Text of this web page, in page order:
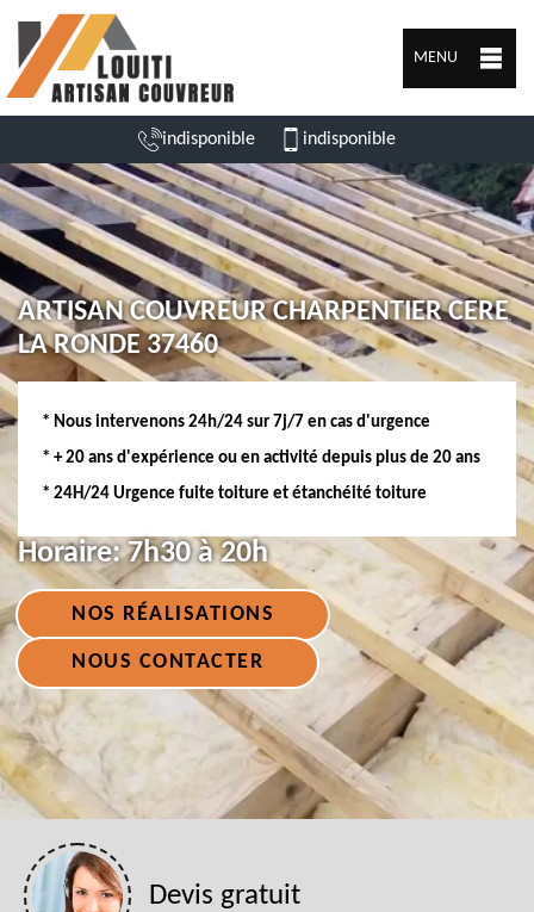
MENU
indisponible indisponible
ARTISAN COUVREUR CHARPENTIER CERE
LA RONDE 37460
* Nous intervenons 24h/24 sur 7j/7 en cas d'urgence
* + 20 ans d'expérience ou en activité depuis plus de 20 ans
* 24H/24 Urgence fuite toiture et étanchéité toiture
Horaire:7h30 à 20h
NOS RÉALISATIONS
NOUS CONTACTER
Devis gratuit